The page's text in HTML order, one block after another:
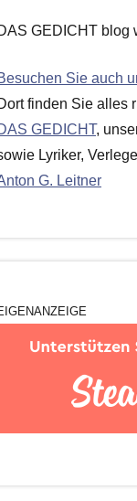
GEDICHT blog
Sie auch
finden Sie alles
GEDICHT,
Lyriker,
G. Leitner